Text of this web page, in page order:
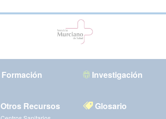
Formación Investigación
Otros Recursos Glosario